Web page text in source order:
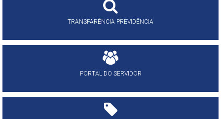
TRANSPARÊNCIA PREVIDÊNCIA
PORTAL DO SERVIDOR